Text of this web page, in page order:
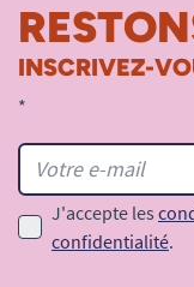
INSCRIVEZ-
*
J'accepte les
confidentialité.